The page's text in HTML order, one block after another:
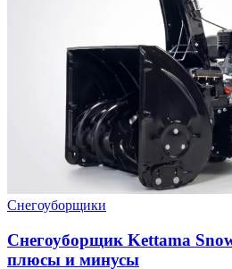
Снегоуборщики
Снегоуборщик Kettama
плюсы и минусы